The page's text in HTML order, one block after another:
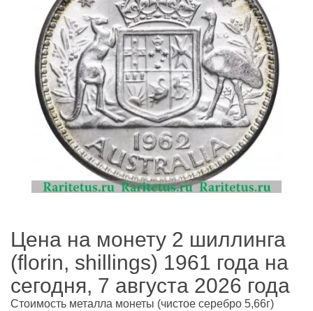
Цена на монету 2 шиллинга
(florin, shillings) 1961 года на
сегодня, 7 августа 2026 года
Стоимость металла монеты (чистое серебро 5,66г)